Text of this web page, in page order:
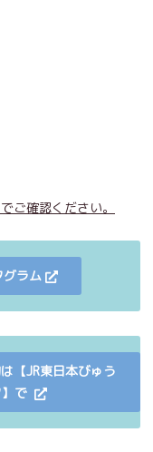
ご確認ください。
ラム
【JR東日本びゅう
で